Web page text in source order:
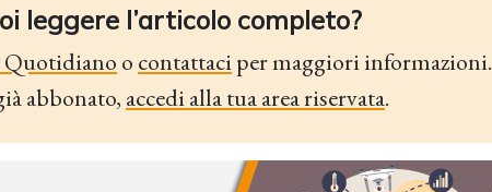
leggere l’articolo completo?
o contattaciper maggiori informazioni.
abbonato, accedi alla tua area riservata.